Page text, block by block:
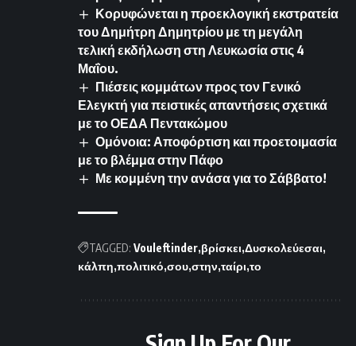
Κορυφώνεται η προεκλογική εκστρατεία
του Δημήτρη Δημητρίου με τη μεγάλη
τελική εκδήλωση στη Λευκωσία στις 4
Μαΐου.
Πιέσεις κομμάτων προς τον Γενικό
Ελεγκτή για πειστικές απαντήσεις σχετικά
με το ΟΕΔΑ Πεντακώμου
Ομόνοια: Αποφόρτιση και προετοιμασία
με το βλέμμα στην Πάφο
Με κομμένη την ανάσα για το Σάββατο!
TAGGED: Vouleftinder βρίσκει Δυσκολεύεσαι
κάλπη πολιτικό σου στην ταίρι το